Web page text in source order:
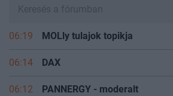
06:19 MOLly tulajok topikja
06:14 DAX
06:12 PANNERGY - moderalt